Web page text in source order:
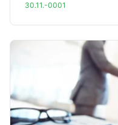
30.11.-0001